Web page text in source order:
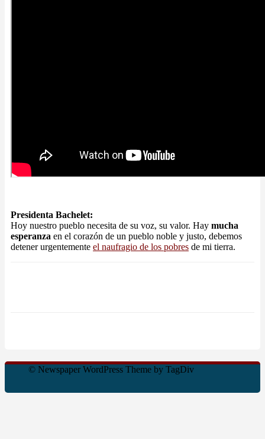
Presidenta Bachelet:
Hoy nuestro pueblo necesita de su voz, su valor. Hay mucha
esperanza en el corazón de un pueblo noble y justo, debemos
detener urgentemente el naufragio de los pobres de mi tierra.
© Newspaper WordPress Theme by TagDiv